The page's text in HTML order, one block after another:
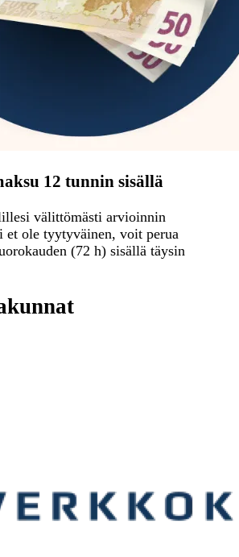
12 tunnin sisällä
välittömästi arvioinnin
ole tyytyväinen, voit perua
(72 h) sisällä täysin